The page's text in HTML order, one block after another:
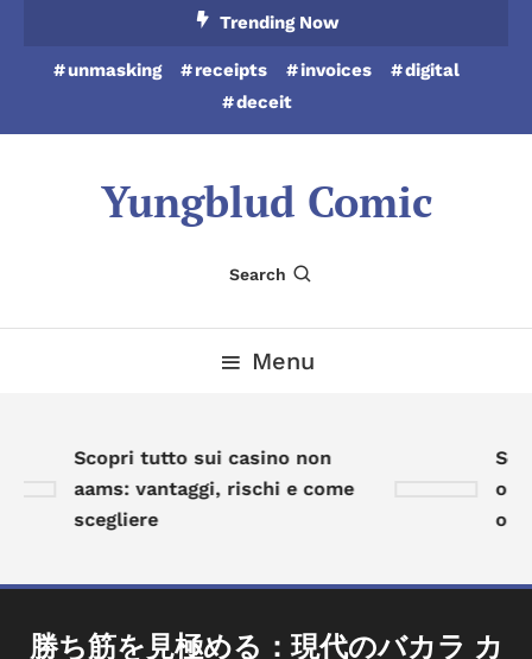
Content
Trending Now
unmasking receipts invoices
digital
deceit
Yungblud Comic
Search
Menu
Scopri tutto sui casino non
aams: vantaggi, rischi e come
scegliere
勝ち筋を見極める：現代のバカラ カ